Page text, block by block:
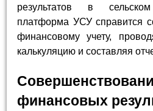
результатов в
платформа УСУ справится
финансовому учету,
калькуляцию и составляя
финансовых